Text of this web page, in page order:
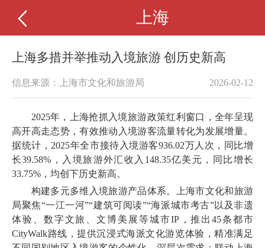
上海
上海多措并举推动入境旅游 创历史新高
信息来源：上海市文化和旅游局 2026-02-12
2025年，上海抢抓入境旅游政策红利窗口，全年呈现
高开高走态势，有效推动入境游客流量转化为发展增量。
据统计，2025年全市接待入境游客936.02万人次，同比增
长39.58%，入境旅游外汇收入148.35亿美元，同比增长
33.75%，均创下历史新高。
构建多元多维入境旅游产品体系。上海市文化和旅游
局聚焦“一江一河”“建筑可阅读”“海派城市考古”以及非遗
体验、数字文旅、文博美展等城市IP，推出45条都市
CityWalk路线，提供沉浸式海派文化游览体验，精准满足